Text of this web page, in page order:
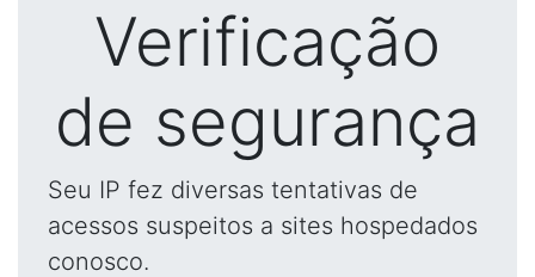
Verificação
de segurança
Seu IP fez diversas tentativas de
acessos suspeitos a sites hospedados
conosco.